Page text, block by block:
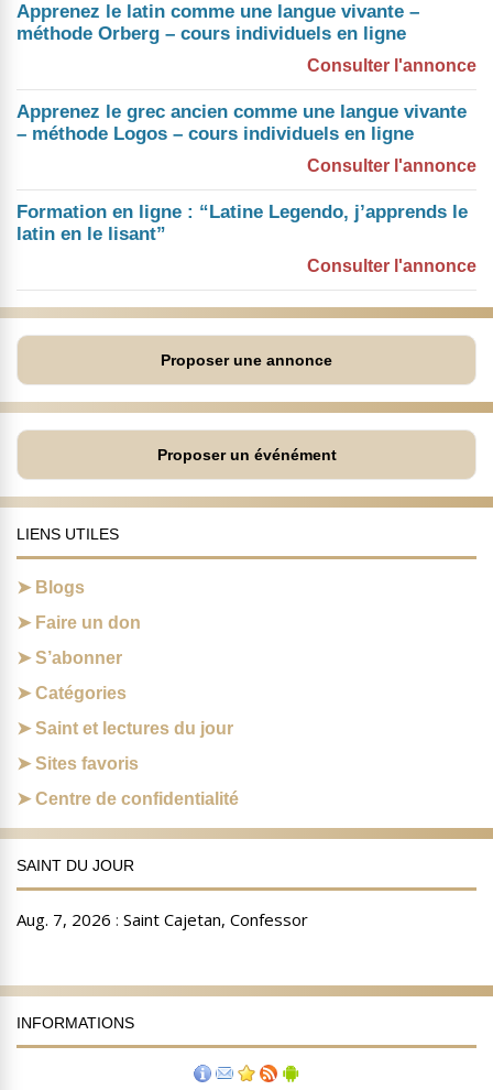
Apprenez le latin comme une langue vivante –
méthode Orberg – cours individuels en ligne
Consulter l'annonce
Apprenez le grec ancien comme une langue vivante
– méthode Logos – cours individuels en ligne
Consulter l'annonce
Formation en ligne : “Latine Legendo, j’apprends le
latin en le lisant”
Consulter l'annonce
Proposer une annonce
Proposer un événément
LIENS UTILES
Blogs
Faire un don
S’abonner
Catégories
Saint et lectures du jour
Sites favoris
Centre de confidentialité
SAINT DU JOUR
INFORMATIONS